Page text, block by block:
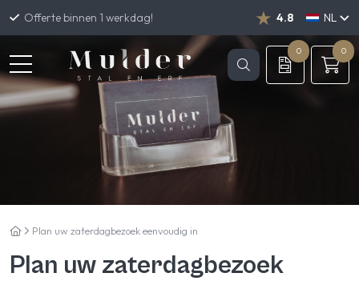
Offerte binnen 1 werkdag! 4.8
NL
DE
EN
0 0
Plan uw zaterdagbezoek eenvoudig in
Plan uw zaterdagbezoek